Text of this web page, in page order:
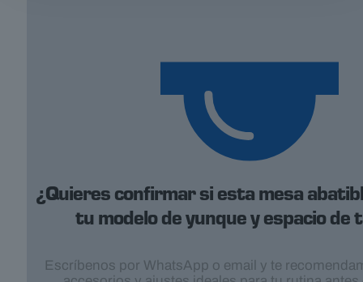
¿Quieres confirmar si esta mesa
tu modelo de yunque y espacio de
Escríbenos por WhatsApp o email y te